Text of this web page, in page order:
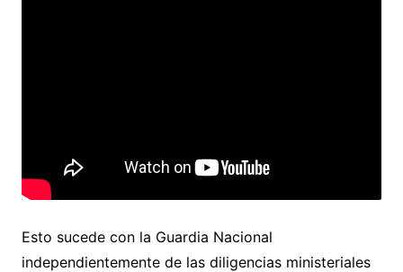
Esto sucede con la Guardia Nacional
independientemente de las diligencias ministeriales